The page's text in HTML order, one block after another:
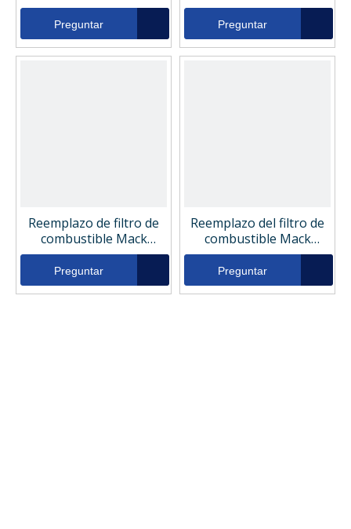
485GB3191a
Preguntar
485GB3191
Preguntar
Reemplazo de filtro de
combustible Mack
485GB3191B
Preguntar
Reemplazo del filtro de
combustible Mack
2191p550372
Preguntar